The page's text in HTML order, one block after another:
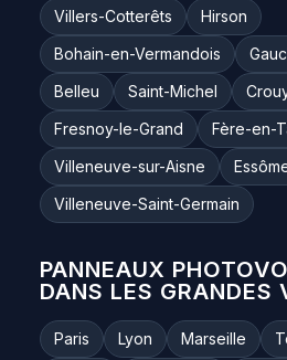
Villers-Cotterêts
Hirson
Bohain-en-Vermandois
Belleu
Saint-Michel
Fresnoy-le-Grand
Fère-en-
Villeneuve-sur-Aisne
Villeneuve-Saint-Germain
PANNEAUX
DANS LES GRANDES
Paris Lyon Marseille